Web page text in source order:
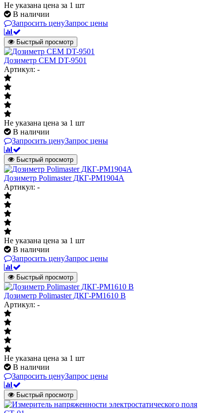
Не указана цена за 1 шт
В наличии
Запросить ценуЗапрос цены
Быстрый просмотр
Дозиметр CEM DT-9501
Артикул: -
Не указана цена за 1 шт
В наличии
Запросить ценуЗапрос цены
Быстрый просмотр
Дозиметр Polimaster ДКГ-PM1904А
Артикул: -
Не указана цена за 1 шт
В наличии
Запросить ценуЗапрос цены
Быстрый просмотр
Дозиметр Polimaster ДКГ-РМ1610 B
Артикул: -
Не указана цена за 1 шт
В наличии
Запросить ценуЗапрос цены
Быстрый просмотр